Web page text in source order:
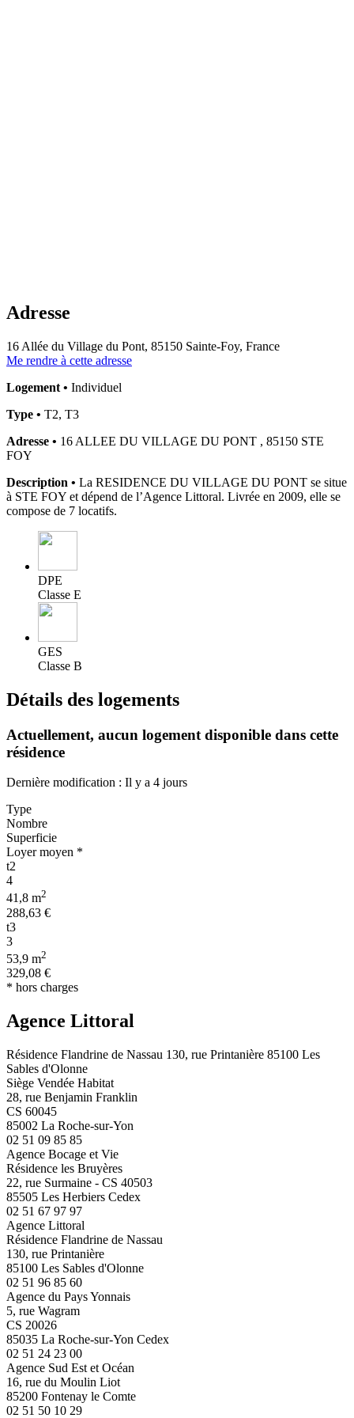
Adresse
16 Allée du Village du Pont, 85150 Sainte-Foy, France
Me rendre à cette adresse
Logement • Individuel
Type • T2, T3
Adresse • 16 ALLEE DU VILLAGE DU PONT , 85150 STE
FOY
Description • La RESIDENCE DU VILLAGE DU PONT se situe
à STE FOY et dépend de l’Agence Littoral. Livrée en 2009, elle se
compose de 7 locatifs.
DPE
Classe E
GES
Classe B
Détails des logements
Actuellement, aucun logement disponible dans cette
résidence
Dernière modification : Il y a 4 jours
Type
Nombre
Superficie
Loyer moyen *
t2
4
41,8 m2
288,63 €
t3
3
53,9 m2
329,08 €
* hors charges
Agence Littoral
Résidence Flandrine de Nassau 130, rue Printanière 85100 Les
Sables d'Olonne
Siège Vendée Habitat
28, rue Benjamin Franklin
CS 60045
85002 La Roche-sur-Yon
02 51 09 85 85
Agence Bocage et Vie
Résidence les Bruyères
22, rue Surmaine - CS 40503
85505 Les Herbiers Cedex
02 51 67 97 97
Agence Littoral
Résidence Flandrine de Nassau
130, rue Printanière
85100 Les Sables d'Olonne
02 51 96 85 60
Agence du Pays Yonnais
5, rue Wagram
CS 20026
85035 La Roche-sur-Yon Cedex
02 51 24 23 00
Agence Sud Est et Océan
16, rue du Moulin Liot
85200 Fontenay le Comte
02 51 50 10 29